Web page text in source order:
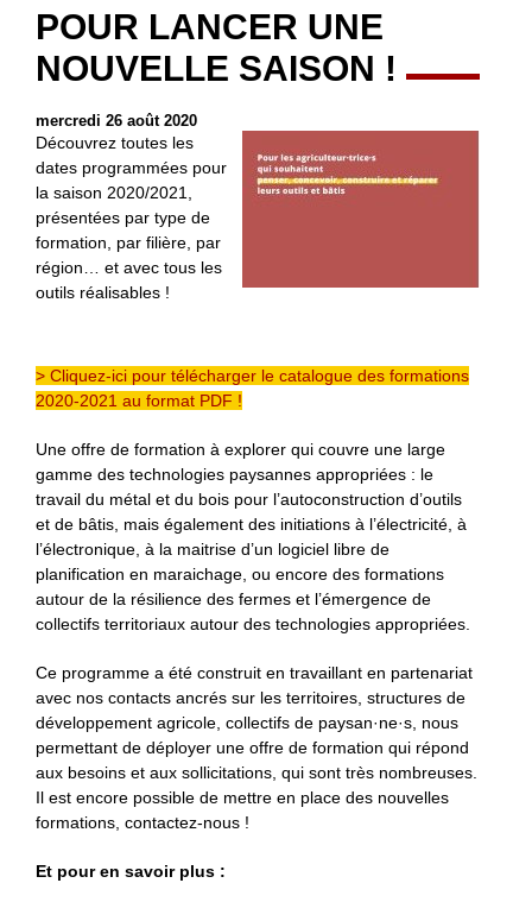
POUR LANCER UNE
NOUVELLE SAISON !
mercredi 26 août 2020
Découvrez toutes les
dates programmées pour
la saison 2020/2021,
présentées par type de
formation, par filière, par
région… et avec tous les
outils réalisables !
> Cliquez-ici pour télécharger le catalogue des formations
2020-2021 au format PDF !
Une offre de formation à explorer qui couvre une large
gamme des technologies paysannes appropriées : le
travail du métal et du bois pour l’autoconstruction d’outils
et de bâtis, mais également des initiations à l’électricité, à
l’électronique, à la maitrise d’un logiciel libre de
planification en maraichage, ou encore des formations
autour de la résilience des fermes et l’émergence de
collectifs territoriaux autour des technologies appropriées.
Ce programme a été construit en travaillant en partenariat
avec nos contacts ancrés sur les territoires, structures de
développement agricole, collectifs de paysan·ne·s, nous
permettant de déployer une offre de formation qui répond
aux besoins et aux sollicitations, qui sont très nombreuses.
Il est encore possible de mettre en place des nouvelles
formations, contactez-nous !
Et pour en savoir plus :